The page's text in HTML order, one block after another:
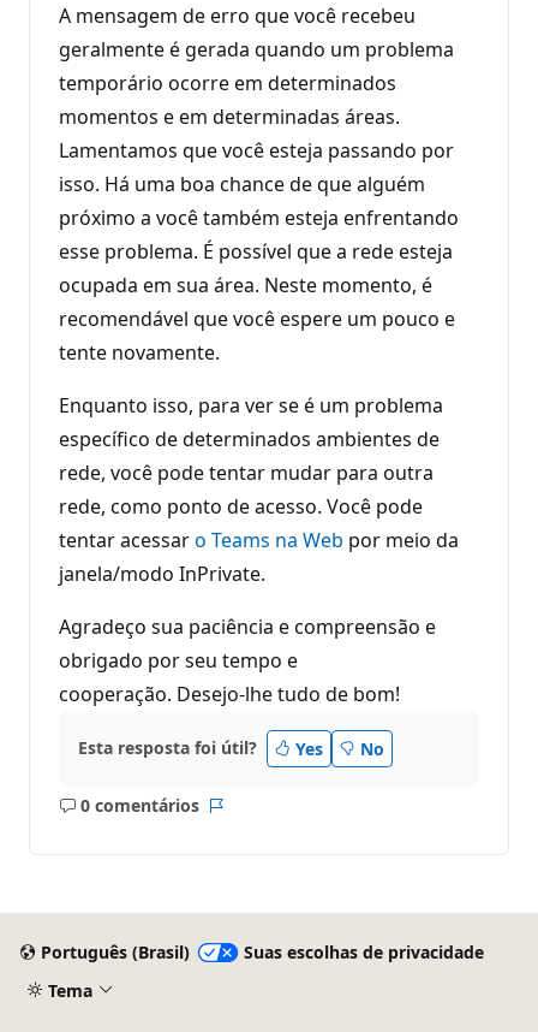
A mensagem de erro que você recebeu
geralmente é gerada quando um problema
temporário ocorre em determinados
momentos e em determinadas áreas.
Lamentamos que você esteja passando por
isso. Há uma boa chance de que alguém
próximo a você também esteja enfrentando
esse problema. É possível que a rede esteja
ocupada em sua área. Neste momento, é
recomendável que você espere um pouco e
tente novamente.
Enquanto isso, para ver se é um problema
específico de determinados ambientes de
rede, você pode tentar mudar para outra
rede, como ponto de acesso. Você pode
tentar acessaro Teams na Web por meio da
janela/modo InPrivate.
Agradeço sua paciência e compreensão e
obrigado por seu tempo e
cooperação. Desejo-lhe tudo de bom!
Esta resposta foi útil? Yes No
0 comentários
Sem
Português (Brasil)
Suas escolhas de privacidade
Tema